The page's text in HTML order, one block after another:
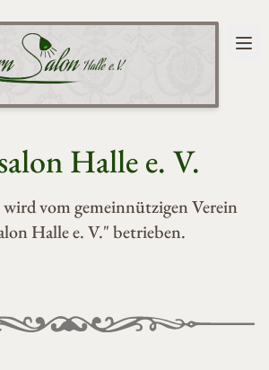
Lernsalon Halle e.V.
Halle e. V.
vom gemeinnützigen Verein
Halle e. V." betrieben.